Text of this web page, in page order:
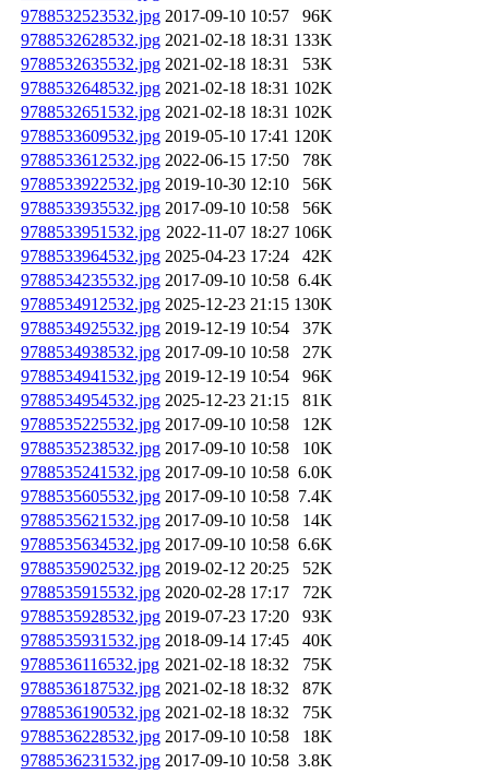
9788532523532.jpg 2017-09-10 10:57
96K
9788532628532.jpg 2021-02-18 18:31 133K
9788532635532.jpg 2021-02-18 18:31
53K
9788532648532.jpg 2021-02-18 18:31 102K
9788532651532.jpg 2021-02-18 18:31 102K
9788533609532.jpg 2019-05-10 17:41 120K
9788533612532.jpg 2022-06-15 17:50
78K
9788533922532.jpg 2019-10-30 12:10
56K
9788533935532.jpg 2017-09-10 10:58
56K
9788533951532.jpg 2022-11-07 18:27 106K
9788533964532.jpg 2025-04-23 17:24
42K
9788534235532.jpg 2017-09-10 10:58 6.4K
9788534912532.jpg 2025-12-23 21:15 130K
9788534925532.jpg 2019-12-19 10:54
37K
9788534938532.jpg 2017-09-10 10:58
27K
9788534941532.jpg 2019-12-19 10:54
96K
9788534954532.jpg 2025-12-23 21:15
81K
9788535225532.jpg 2017-09-10 10:58
12K
9788535238532.jpg 2017-09-10 10:58
10K
9788535241532.jpg 2017-09-10 10:58 6.0K
9788535605532.jpg 2017-09-10 10:58 7.4K
9788535621532.jpg 2017-09-10 10:58
14K
9788535634532.jpg 2017-09-10 10:58 6.6K
9788535902532.jpg 2019-02-12 20:25
52K
9788535915532.jpg 2020-02-28 17:17
72K
9788535928532.jpg 2019-07-23 17:20
93K
9788535931532.jpg 2018-09-14 17:45
40K
9788536116532.jpg 2021-02-18 18:32
75K
9788536187532.jpg 2021-02-18 18:32
87K
9788536190532.jpg 2021-02-18 18:32
75K
9788536228532.jpg 2017-09-10 10:58
18K
9788536231532.jpg 2017-09-10 10:58 3.8K